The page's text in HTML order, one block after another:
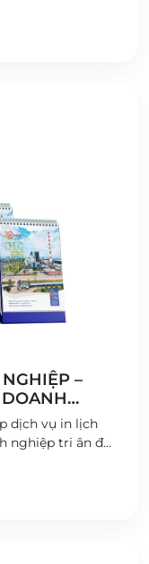
–
dịch vụ in lịch
nghiệp tri ân đối